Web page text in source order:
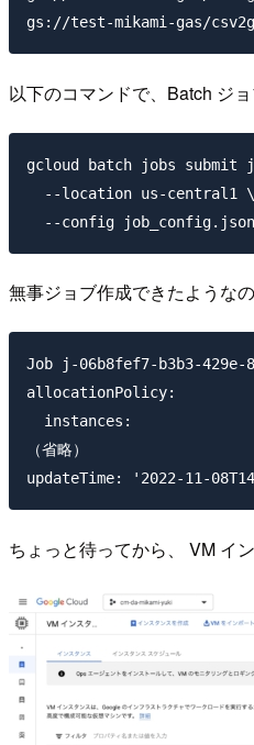
以下のコマンドで、Batch ジ
gcloud batch jobs submit
  --location us-central1 \
無事ジョブ作成できたようなの
Job j-06b8fef7-b3b3-
allocationPolicy:
  instances:
（省略）
ちょっと待ってから、 VM イ